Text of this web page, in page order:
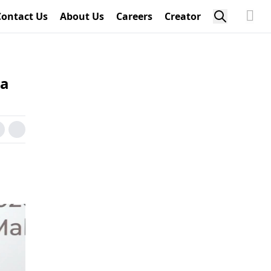
Us About Us Careers Creator